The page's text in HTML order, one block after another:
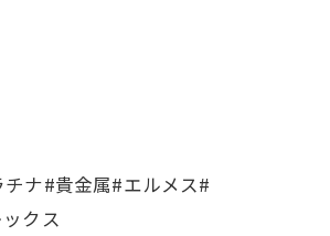
ナ#貴金属#エルメス#
クス